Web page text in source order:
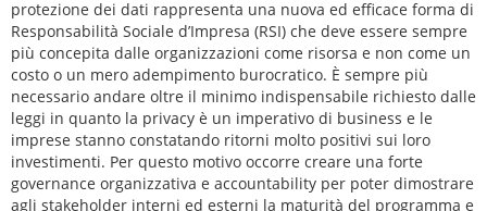
protezione dei dati rappresenta una nuova ed efficace forma di
Responsabilità Sociale d’Impresa (RSI) che deve essere sempre
più concepita dalle organizzazioni come risorsa e non come un
costo o un mero adempimento burocratico. È sempre più
necessario andare oltre il minimo indispensabile richiesto dalle
leggi in quanto la privacy è un imperativo di business e le
imprese stanno constatando ritorni molto positivi sui loro
investimenti. Per questo motivo occorre creare una forte
governance organizzativa e accountability per poter dimostrare
agli stakeholder interni ed esterni la maturità del programma e